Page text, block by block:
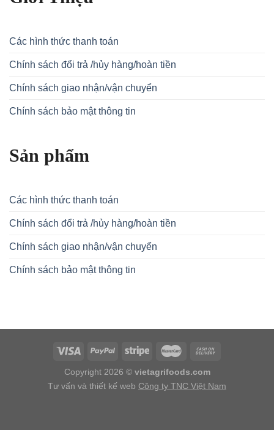
Các hình thức thanh toán
Chính sách đổi trả /hủy hàng/hoàn tiền
Chính sách giao nhận/vận chuyển
Chính sách bảo mật thông tin
Sản phẩm
Các hình thức thanh toán
Chính sách đổi trả /hủy hàng/hoàn tiền
Chính sách giao nhận/vận chuyển
Chính sách bảo mật thông tin
Copyright 2026 © vietagrifoods.com
Tư vấn và thiết kế web Công ty TNC Việt Nam